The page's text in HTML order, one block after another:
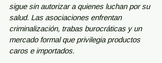
sigue sin autorizar a quienes luchan por su
salud. Las asociaciones enfrentan
criminalización, trabas burocráticas y un
mercado formal que privilegia productos
caros e importados.